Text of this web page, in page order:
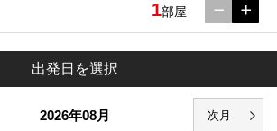
1部屋
出発日を選択
2026年08月